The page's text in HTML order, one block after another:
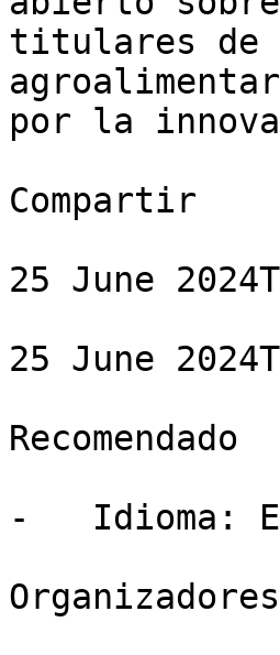
titulares de
por la
Compartir
25 June
25 June
Recomendado
-   Idioma:
Organizadores